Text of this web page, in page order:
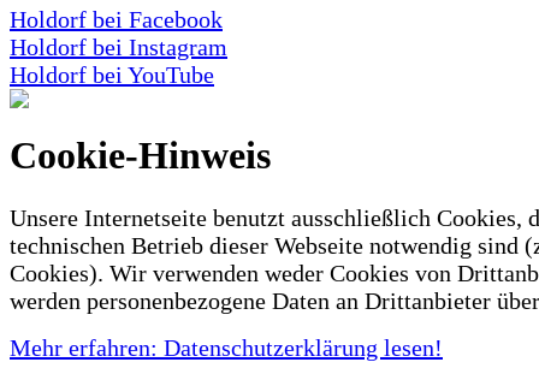
Holdorf bei Facebook
Holdorf bei Instagram
Holdorf bei YouTube
Cookie-Hinweis
Unsere Internetseite benutzt ausschließlich Cookies,
technischen Betrieb dieser Webseite notwendig sind
Cookies). Wir verwenden weder Cookies von
werden personenbezogene Daten an Drittanbieter
Mehr erfahren: Datenschutzerklärung lesen!